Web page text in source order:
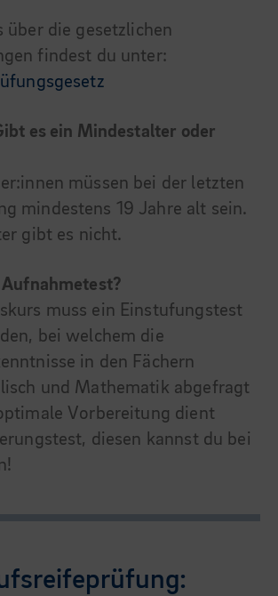
über die gesetzlichen
findest du unter:
es ein Mindestalter oder
müssen bei der letzten
mindestens 19 Jahre alt sein.
gibt es nicht.
muss ein Einstufungstest
bei welchem die
in den Fächern
und Mathematik abgefragt
Vorbereitung dient
diesen kannst du bei